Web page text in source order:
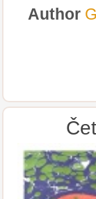
Author